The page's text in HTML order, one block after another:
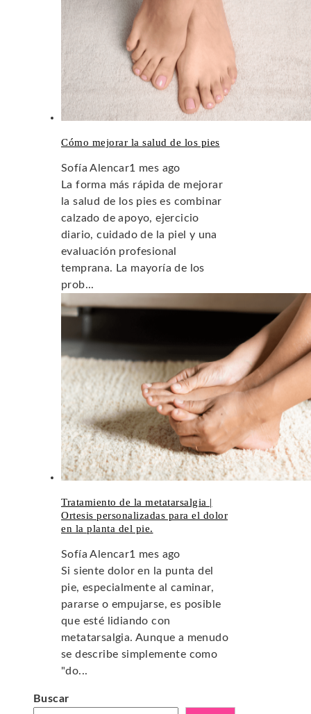
Cómo mejorar la salud de los pies
Sofía Alencar1 mes ago
La forma más rápida de mejorar
la salud de los pies es combinar
calzado de apoyo, ejercicio
diario, cuidado de la piel y una
evaluación profesional
temprana. La mayoría de los
prob...
Tratamiento de la metatarsalgia |
Ortesis personalizadas para el dolor
en la planta del pie.
Sofía Alencar1 mes ago
Si siente dolor en la punta del
pie, especialmente al caminar,
pararse o empujarse, es posible
que esté lidiando con
metatarsalgia. Aunque a menudo
se describe simplemente como
"do...
Buscar